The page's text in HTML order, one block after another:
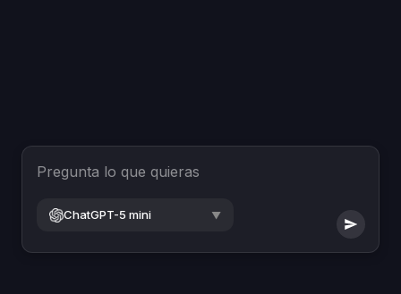
Pregunta lo que quieras
ChatGPT-5 mini ▼